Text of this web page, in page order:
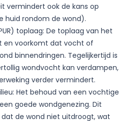
vermindert ook de kans op
huid rondom de wond).
toplaag: De toplaag van het
en voorkomt dat vocht of
binnendringen. Tegelijkertijd is
wondvocht kan verdampen,
verder vermindert.
Het behoud van een vochtige
goede wondgenezing. Dit
de wond niet uitdroogt, wat